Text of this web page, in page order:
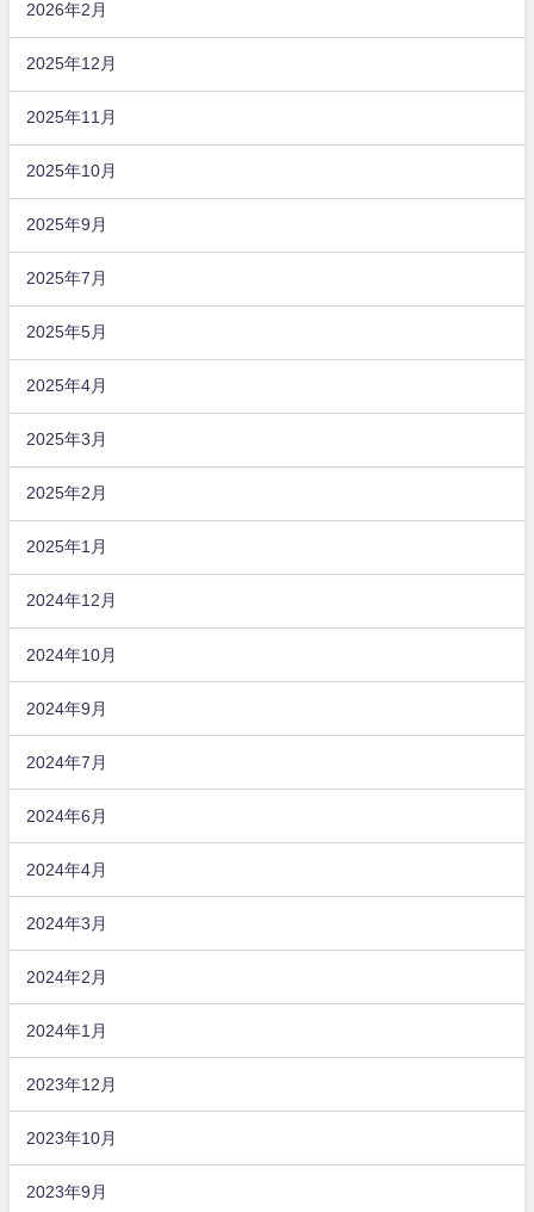
2026年2月
2025年12月
2025年11月
2025年10月
2025年9月
2025年7月
2025年5月
2025年4月
2025年3月
2025年2月
2025年1月
2024年12月
2024年10月
2024年9月
2024年7月
2024年6月
2024年4月
2024年3月
2024年2月
2024年1月
2023年12月
2023年10月
2023年9月